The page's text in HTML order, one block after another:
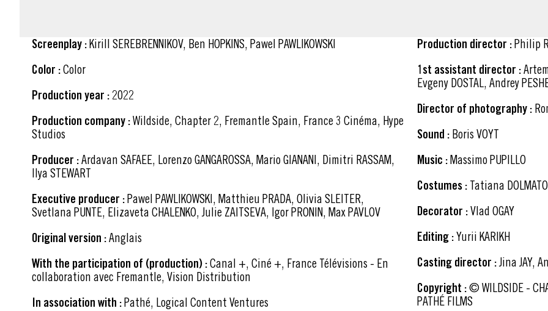
Screenplay :Kirill SEREBRENNIKOV, Ben HOPKINS, Pawel PAWLIKOWSKI
Color :Color
Production year : 2022
Production company :
Studios
Producer :
Ilya STEWART
Executive producer :
Svetlana PUNTE, Elizaveta CHALENKO, Julie ZAITSEVA, Igor PRONIN, Max PAVLOV
Original version :Anglais
With the participation of (production) :
collaboration avec Fremantle, Vision Distribution
In association with :Pathé, Logical Content Ventures
Production director :Philip
1st assistant director :
Evgeny DOSTAL, Andrey
Director of photography :
Sound : Boris VOYT
Music :Massimo PUPILLO
Costumes : Tatiana
Decorator :Vlad OGAY
Editing :Yurii KARIKH
Casting director :Jina JAY,
Copyright :
PATHÉ FILMS